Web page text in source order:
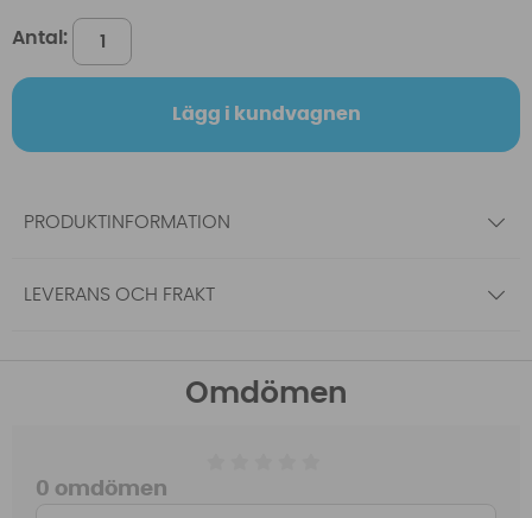
Antal:
Lägg i kundvagnen
PRODUKTINFORMATION
LEVERANS OCH FRAKT
Omdömen
0 omdömen